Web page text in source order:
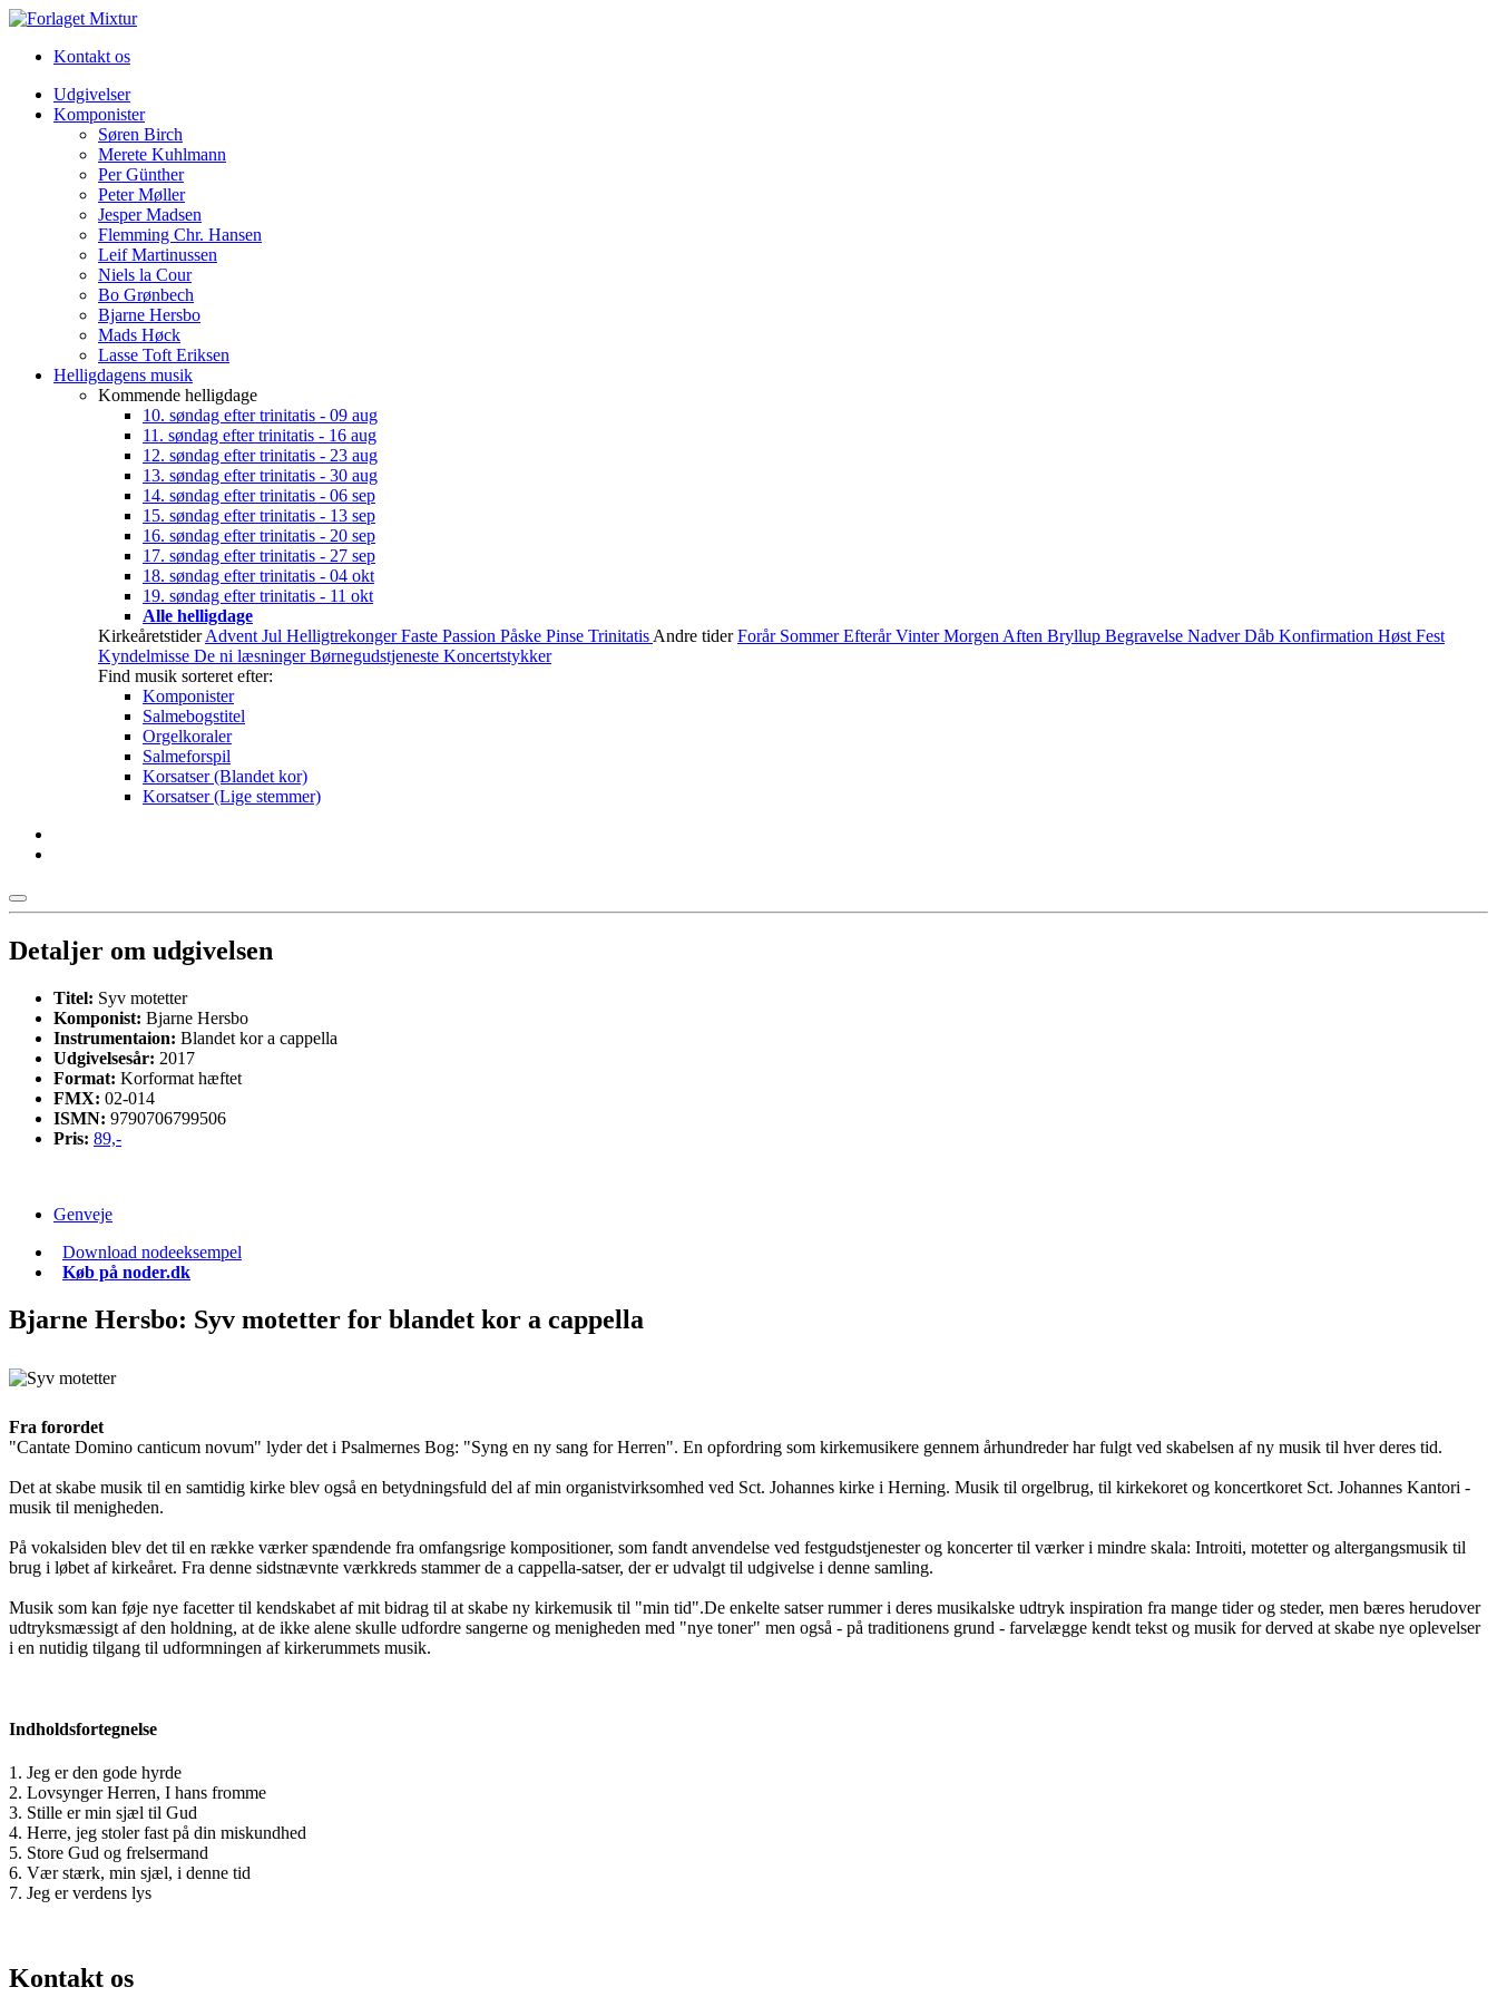
Kontakt os
Udgivelser
Komponister
Søren Birch
Merete Kuhlmann
Per Günther
Peter Møller
Jesper Madsen
Flemming Chr. Hansen
Leif Martinussen
Niels la Cour
Bo Grønbech
Bjarne Hersbo
Mads Høck
Lasse Toft Eriksen
Helligdagens musik
Kommende helligdage
10. søndag efter trinitatis - 09 aug
11. søndag efter trinitatis - 16 aug
12. søndag efter trinitatis - 23 aug
13. søndag efter trinitatis - 30 aug
14. søndag efter trinitatis - 06 sep
15. søndag efter trinitatis - 13 sep
16. søndag efter trinitatis - 20 sep
17. søndag efter trinitatis - 27 sep
18. søndag efter trinitatis - 04 okt
19. søndag efter trinitatis - 11 okt
Alle helligdage
Kirkeåretstider Advent Jul HelligtrekongerFaste Passion Påske Pinse Trinitatis Andre tider Forår SommerEfterårVinterMorgen Aften Bryllup Begravelse NadverDåb Konfirmation Høst Fest
Kyndelmisse De ni læsningerBørnegudstjeneste Koncertstykker
Find musik sorteret efter:
Komponister
Salmebogstitel
Orgelkoraler
Salmeforspil
Korsatser (Blandet kor)
Korsatser (Lige stemmer)
Detaljer om udgivelsen
Titel: Syv motetter
Komponist: Bjarne Hersbo
Instrumentaion: Blandet kor a cappella
Udgivelsesår: 2017
Format: Korformat hæftet
FMX: 02-014
ISMN: 9790706799506
Pris: 89,-
Genveje
Download nodeeksempel
Køb på noder.dk
Bjarne Hersbo: Syv motetter for blandet kor a cappella
Fra forordet
"Cantate Domino canticum novum" lyder det i Psalmernes Bog: "Syng en ny sang for Herren". En opfordring som kirkemusikere gennem århundreder har fulgt ved skabelsen af ny musik til hver deres tid.
Det at skabe musik til en samtidig kirke blev også en betydningsfuld del af min organistvirksomhed ved Sct. Johannes kirke i Herning. Musik til orgelbrug, til kirkekoret og koncertkoret Sct. Johannes Kantori -
musik til menigheden.
På vokalsiden blev det til en række værker spændende fra omfangsrige kompositioner, som fandt anvendelse ved festgudstjenester og koncerter til værker i mindre skala: Introiti, motetter og altergangsmusik til
brug i løbet af kirkeåret. Fra denne sidstnævnte værkkreds stammer de a cappella-satser, der er udvalgt til udgivelse i denne samling.
Musik som kan føje nye facetter til kendskabet af mit bidrag til at skabe ny kirkemusik til "min tid".De enkelte satser rummer i deres musikalske udtryk inspiration fra mange tider og steder, men bæres herudover
udtryksmæssigt af den holdning, at de ikke alene skulle udfordre sangerne og menigheden med "nye toner" men også - på traditionens grund - farvelægge kendt tekst og musik for derved at skabe nye oplevelser
i en nutidig tilgang til udformningen af kirkerummets musik.
Indholdsfortegnelse
1. Jeg er den gode hyrde
2. Lovsynger Herren, I hans fromme
3. Stille er min sjæl til Gud
4. Herre, jeg stoler fast på din miskundhed
5. Store Gud og frelsermand
6. Vær stærk, min sjæl, i denne tid
7. Jeg er verdens lys
Kontakt os